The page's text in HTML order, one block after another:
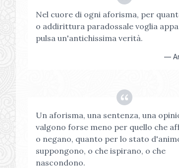
Nel cuore di ogni aforisma, per
o addirittura paradossale voglia
pulsa un'antichissima verità.
—
Un aforisma, una sentenza, una
valgono forse meno per quello che
o negano, quanto per lo stato
suppongono, o che ispirano, o che
nascondono.